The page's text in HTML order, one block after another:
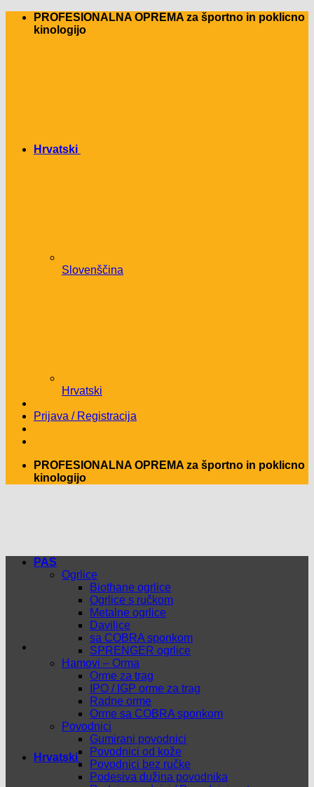
Skip
PROFESIONALNA OPREMA za športno in poklicno
kinologijo
Hrvatski
Slovenščina
Hrvatski
Prijava / Registracija
PROFESIONALNA OPREMA za športno in poklicno
kinologijo
Hrvatski
PAS
Ogrlice
Biothane ogrlice
Ogrlice s ručkom
Metalne ogrlice
Davilice
sa COBRA sponkom
SPRENGER ogrlice
Hamovi – Orma
Orme za trag
IPO / IGP orme za trag
Radne orme
Orme sa COBRA sponkom
Povodnici
Gumirani povodnici
Povodnici od kože
Povodnici bez ručke
Podesiva dužina povodnika